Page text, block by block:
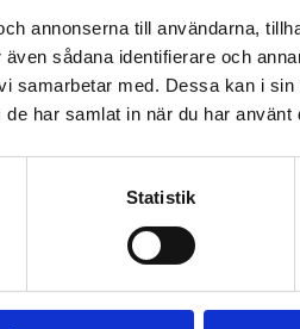
annonserna till användarna,
sådana identifierare och
samarbetar med. Dessa kan i
har samlat in när du har använt
Statistik
träningsbanden erbjuder
och funktionell träning.
och effektiv träning
motståndsnivå, vilket gör det
mycket lätt till extremt hård
för användare som behöver ett
och elasticitet. Detta gör